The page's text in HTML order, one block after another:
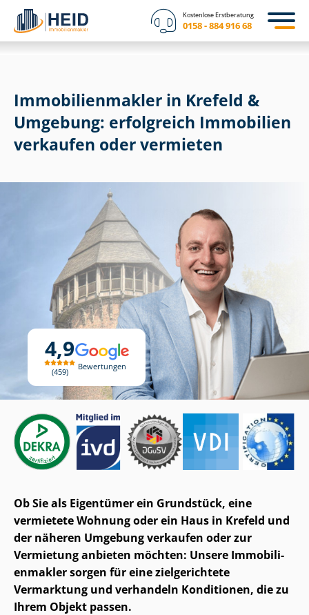
Kostenlose Erstberatung
0158 - 884 916 68
4,9
459
Bewertungen
Im­mo­bi­li­en­mak­ler in Krefeld &
Umgebung: erfolgreich Immobilien
verkaufen oder vermieten
Ob Sie als Eigentümer ein Grundstück, eine
vermietete Wohnung oder ein Haus in Krefeld und
der näheren Umgebung verkaufen oder zur
Vermietung anbieten möchten: Unsere Im­mo­bi­li­
en­mak­ler sorgen für eine zielgerichtete
Vermarktung und verhandeln Konditionen, die zu
Ihrem Objekt passen.